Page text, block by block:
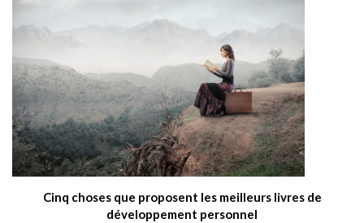
Cinq choses que proposent les meilleurs livres de
développement personnel